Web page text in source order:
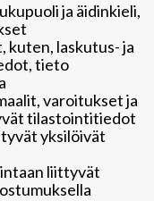
ja äidinkieli,
kuten, laskutus- ja
tieto
varoitukset ja
tilastointitiedot
yksilöivät
liittyvät